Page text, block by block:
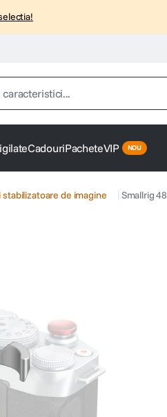
CadouriPacheteVIP
stabilizatoare de imagine Smallrig